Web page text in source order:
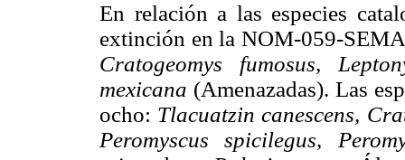
En relación a las especies
extinción en la NOM-059-
Cratogeomys fumosus,
mexicana (Amenazadas). Las
ocho: Tlacuatzin canescens,
Peromyscus spicilegus,